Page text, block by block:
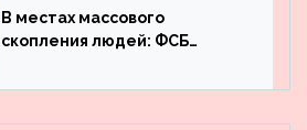
фигурного катания
В местах массового
скопления людей: ФСБ
террористов, планировавших